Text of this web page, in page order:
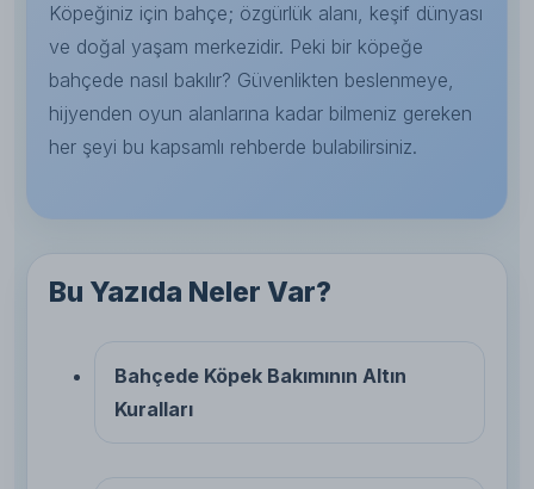
Köpeğiniz için bahçe; özgürlük alanı, keşif dünyası
ve doğal yaşam merkezidir. Peki bir köpeğe
bahçede nasıl bakılır? Güvenlikten beslenmeye,
hijyenden oyun alanlarına kadar bilmeniz gereken
her şeyi bu kapsamlı rehberde bulabilirsiniz.
Bu Yazıda Neler Var?
Bahçede Köpek Bakımının Altın
Kuralları